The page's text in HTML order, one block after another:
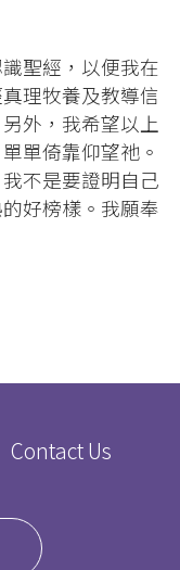
聖經，以便我在
理牧養及教導信
外，我希望以上
單倚靠仰望祂。
不是要證明自己
好榜樣。我願奉
Contact Us